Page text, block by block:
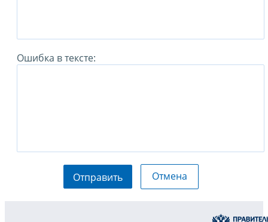
Ошибка в тексте:
Отправить Отмена